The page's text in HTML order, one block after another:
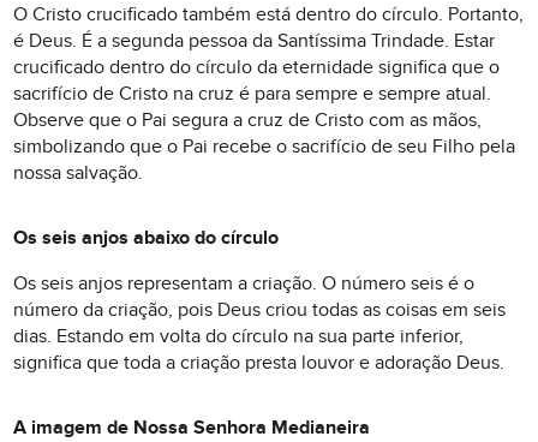
O Cristo crucificado também está dentro do círculo. Portanto,
é Deus. É a segunda pessoa da Santíssima Trindade. Estar
crucificado dentro do círculo da eternidade significa que o
sacrifício de Cristo na cruz é para sempre e sempre atual.
Observe que o Pai segura a cruz de Cristo com as mãos,
simbolizando que o Pai recebe o sacrifício de seu Filho pela
nossa salvação.
Os seis anjos abaixo do círculo
Os seis anjos representam a criação. O número seis é o
número da criação, pois Deus criou todas as coisas em seis
dias. Estando em volta do círculo na sua parte inferior,
significa que toda a criação presta louvor e adoração Deus.
A imagem de Nossa Senhora Medianeira